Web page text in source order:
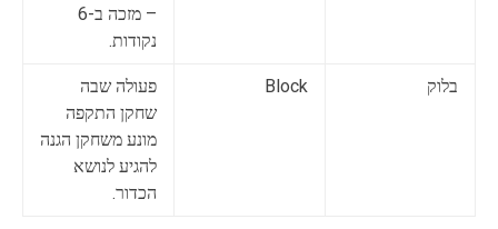
– מזכה ב-6
נקודות.
בלוק Block
פעולה שבה
שחקן התקפה
מונע משחקן הגנה
להגיע לנושא
הכדור.